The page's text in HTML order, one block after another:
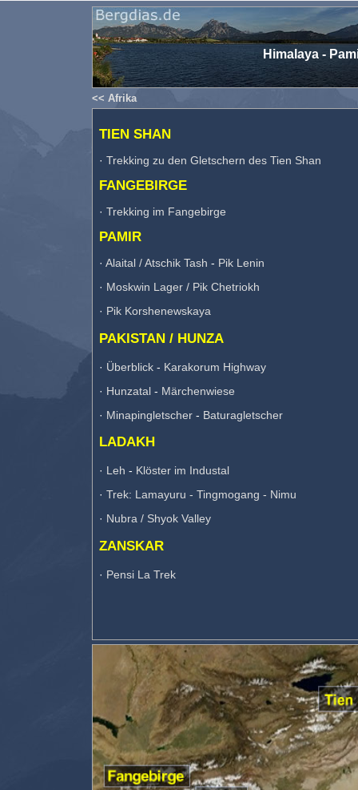
Himalaya -
<< Afrika
TIEN SHAN
· Trekking zu den Gletschern des Tien Shan
FANGEBIRGE
· Trekking im Fangebirge
PAMIR
· Alaital / Atschik Tash - Pik Lenin
· Moskwin Lager / Pik Chetriokh
· Pik Korshenewskaya
PAKISTAN / HUNZA
· Überblick - Karakorum Highway
· Hunzatal - Märchenwiese
· Minapingletscher - Baturagletscher
LADAKH
· Leh - Klöster im Industal
· Trek: Lamayuru - Tingmogang - Nimu
· Nubra / Shyok Valley
ZANSKAR
· Pensi La Trek